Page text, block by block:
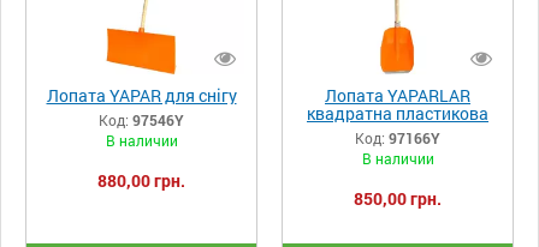
Лопата YAPAR для снігу
Код: 97546Y
В наличии
880,00 грн.
Лопата YAPARLAR
квадратна пластикова
Код: 97166Y
В наличии
850,00 грн.